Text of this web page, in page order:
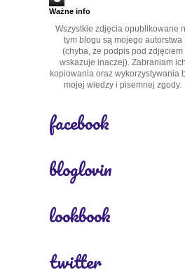
Ważne info
Wszystkie zdjęcia opublikowane
tym blogu są mojego autorstwa
(chyba, że podpis pod zdjęciem
wskazuje inaczej). Zabraniam ich
kopiowania oraz wykorzystywania
mojej wiedzy i pisemnej zgody.
facebook
bloglovin
lookbook
twitter